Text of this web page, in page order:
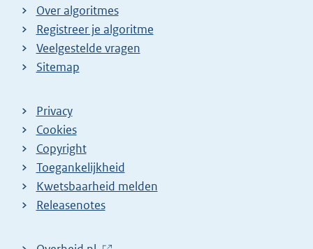
Over algoritmes
Registreer je algoritme
Veelgestelde vragen
Sitemap
Privacy
Cookies
Copyright
Toegankelijkheid
Kwetsbaarheid melden
Releasenotes